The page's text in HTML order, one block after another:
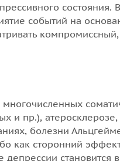
состояния.
событий на
и пр.),
болезни
как сторонний
депрессии